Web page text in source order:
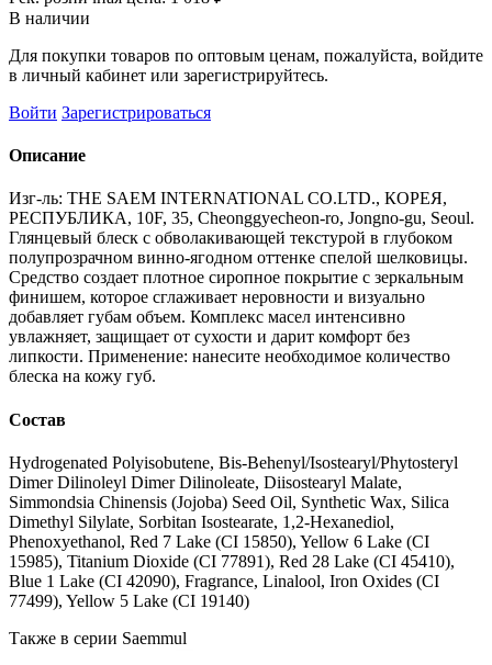
В наличии
Для покупки товаров по оптовым ценам, пожалуйста, войдите
в личный кабинет или зарегистрируйтесь.
Войти Зарегистрироваться
Описание
Изг-ль: THE SAEM INTERNATIONAL CO.LTD., КОРЕЯ,
РЕСПУБЛИКА, 10F, 35, Cheonggyecheon-ro, Jongno-gu, Seoul.
Глянцевый блеск с обволакивающей текстурой в глубоком
полупрозрачном винно-ягодном оттенке спелой шелковицы.
Средство создает плотное сиропное покрытие с зеркальным
финишем, которое сглаживает неровности и визуально
добавляет губам объем. Комплекс масел интенсивно
увлажняет, защищает от сухости и дарит комфорт без
липкости. Применение: нанесите необходимое количество
блеска на кожу губ.
Состав
Hydrogenated Polyisobutene, Bis-Behenyl/Isostearyl/Phytosteryl
Dimer Dilinoleyl Dimer Dilinoleate, Diisostearyl Malate,
Simmondsia Chinensis (Jojoba) Seed Oil, Synthetic Wax, Silica
Dimethyl Silylate, Sorbitan Isostearate, 1,2-Hexanediol,
Phenoxyethanol, Red 7 Lake (CI 15850), Yellow 6 Lake (CI
15985), Titanium Dioxide (CI 77891), Red 28 Lake (CI 45410),
Blue 1 Lake (CI 42090), Fragrance, Linalool, Iron Oxides (CI
77499), Yellow 5 Lake (CI 19140)
Также в серии Saemmul